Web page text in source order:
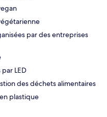
par des entreprises
LED
des déchets alimentaires
plastique